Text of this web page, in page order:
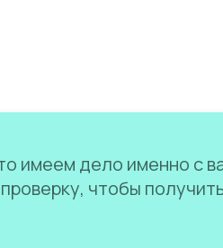
имеем дело именно с
чтобы